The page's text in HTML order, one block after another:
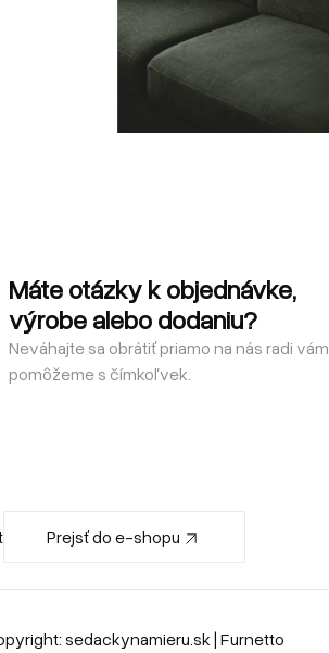
Máte otázky k objednávke,
výrobe alebo dodaniu?
Neváhajte sa obrátiť priamo na nás radi vám
pomôžeme s čímkoľvek.
Prejsť do e-shopu
sedackynamieru.sk | Furnetto